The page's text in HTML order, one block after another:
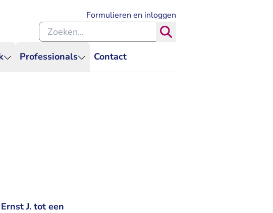
Professionals Contact
Formulieren en inloggen
Zoeken binnen de Rechtspraak
J. tot een